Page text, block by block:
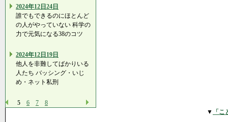
2024年12日24日
誰でもできるのにほとんど
の人がやっていない 科学の
力で元気になる38のコツ
2024年12日19日
他人を非難してばかりいる
人たち バッシング・いじ
め・ネット私刑
5 6 7 8
▼ 「